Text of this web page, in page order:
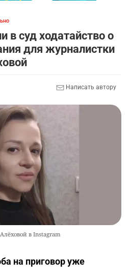
в суд ходатайство о
для журналистки
Написать автору
в Instagram
на приговор уже